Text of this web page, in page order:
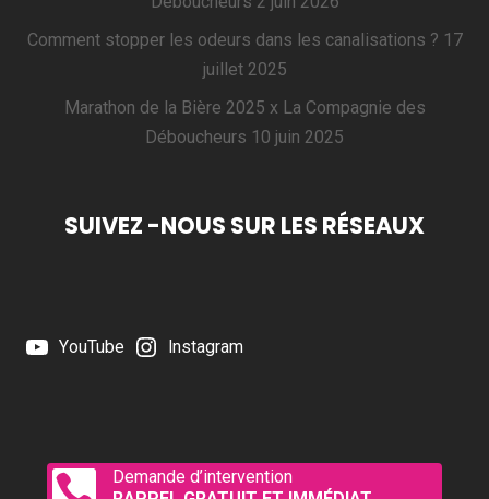
Comment stopper les odeurs dans les canalisations ? 17
juillet 2025
Marathon de la Bière 2025 x La Compagnie des
Déboucheurs 10 juin 2025
SUIVEZ -NOUS SUR LES RÉSEAUX
YouTube Instagram

Demande d’intervention